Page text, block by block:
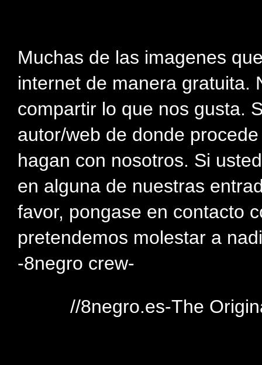
Muchas de las imagenes
internet de manera gratuita.
compartir lo que nos gusta.
autor/web de donde
hagan con nosotros. Si
en alguna de nuestras
favor, pongase en contacto
pretendemos molestar a
-8negro crew-
//8negro.es-The